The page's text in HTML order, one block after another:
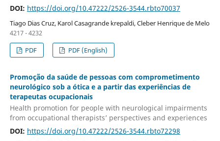
DOI: https://doi.org/10.47222/2526-3544.rbto70037
Tiago Dias Cruz, Karol Casagrande krepaldi, Cleber Henrique de Melo
4217 - 4232
PDF
PDF (English)
Promoção da saúde de pessoas com comprometimento
neurológico sob a ótica e a partir das experiências de
terapeutas ocupacionais
Health promotion for people with neurological impairments
from occupational therapists’ perspectives and experiences
DOI: https://doi.org/10.47222/2526-3544.rbto72298